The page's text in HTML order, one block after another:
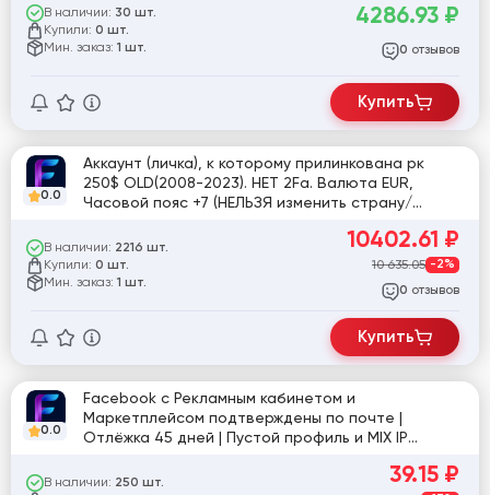
В наличии: 30 шт.
Купили: 0 шт.
Мин. заказ: 1 шт.
4286.93 ₽
0 отзывов
Купить
0.0
Аккаунт (личка), к которому прилинкована рк
250$ OLD(2008-2023). НЕТ 2Fa. Валюта EUR,
Часовой пояс +7 (НЕЛЬЗЯ изменить страну/
гарантия. [817867]
В наличии: 2216 шт.
Купили: 0 шт.
Мин. заказ: 1 шт.
10402.61 ₽
10 635.05 -2%
0 отзывов
Купить
0.0
Facebook с Рекламным кабинетом и
Маркетплейсом подтверждены по почте |
Отлёжка 45 дней | Пустой профиль и MIX IP
В наличии: 250 шт. 39.15 ₽